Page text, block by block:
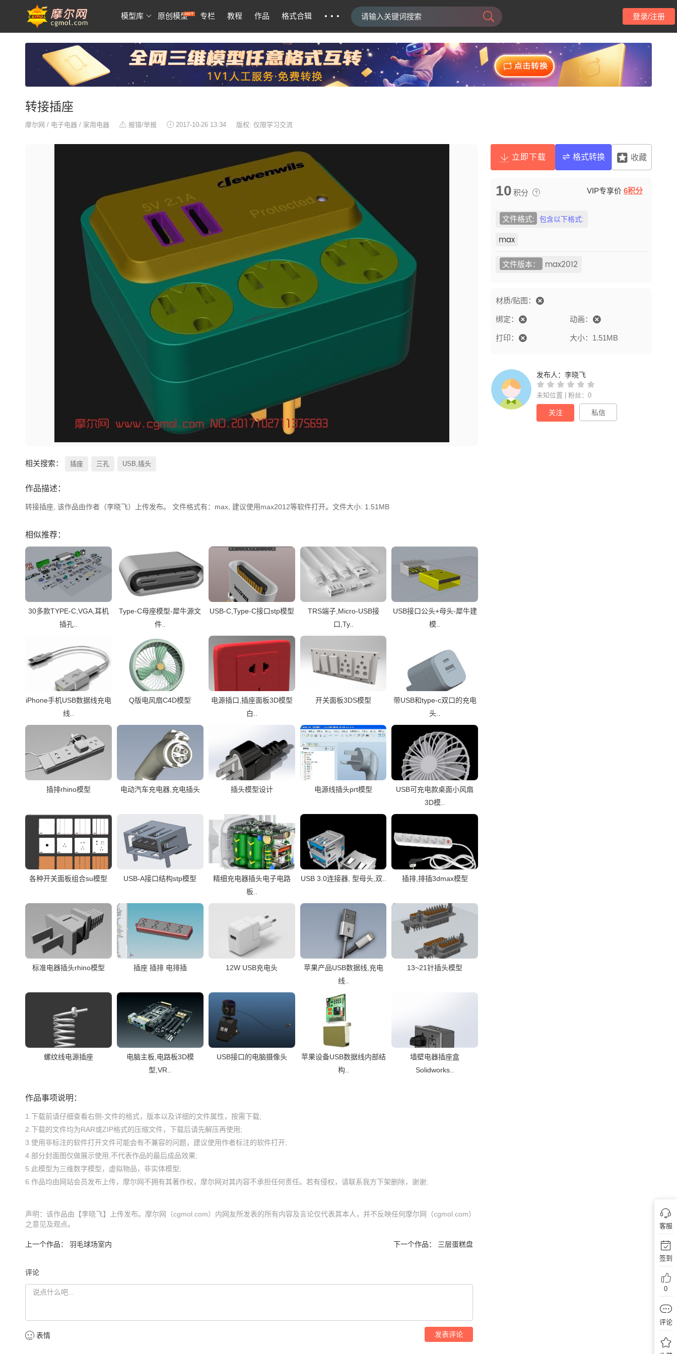
模型库 原创模型 专栏 教程 作品 格式合辑 ··· 登录/注册
转接插座
摩尔网 / 电子电器 / 家用电器 报错/举报 2017-10-26 13:34 版权: 仅限学习交流
相关搜索： 插座 三孔 USB,插头
作品描述：
转接插座, 该作品由作者（李晓飞）上传发布。 文件格式有：max, 建议使用max2012等软件打开。文件大小: 1.51MB
相似推荐：
30多款TYPE-C,VGA,耳机
插孔..
Type-C母座模型-犀牛源文
件..
USB-C,Type-C接口stp模型
TRS端子,Micro-USB接
口,Ty..
USB接口公头+母头-犀牛建
模..
iPhone手机USB数据线充电
线..
Q版电风扇C4D模型
电源插口,插座面板3D模型
白..
开关面板3DS模型
带USB和type-c双口的充电
头..
插排rhino模型 电动汽车充电器,充电插头 插头模型设计 电源线插头prt模型
USB可充电款桌面小风扇
3D模..
各种开关面板组合su模型 USB-A接口结构stp模型
精细充电器插头电子电路
板..
USB 3.0连接器, 型母头,双.. 插排,排插3dmax模型
标准电器插头rhino模型 插座 插排 电排插 12W USB充电头
苹果产品USB数据线,充电
线..
13~21针插头模型
螺纹线电源插座
电脑主板,电路板3D模
型,VR..
USB接口的电脑摄像头
苹果设备USB数据线内部结
构..
墙壁电器插座盒
Solidworks..
作品事项说明：
1.下载前请仔细查看右侧-文件的格式，版本以及详细的文件属性，按需下载;
2.下载的文件均为RAR或ZIP格式的压缩文件，下载后请先解压再使用;
3.使用非标注的软件打开文件可能会有不兼容的问题，建议使用作者标注的软件打开;
4.部分封面图仅做展示使用,不代表作品的最后成品效果;
5.此模型为三维数字模型，虚拟物品，非实体模型;
声明：该作品由【李晓飞】上传发布。摩尔网（cgmol.com）内网友所发表的所有内容及言论仅代表其本人，并不反映任何摩尔网（cgmol.com）
之意见及观点。
上一个作品： 羽毛球场室内 下一个作品： 三层蛋糕盘
评论
发表评论
表情
立即下载 格式转换 收藏
10 积分 VIP专享价 6积分
文件格式: 包含以下格式:
max
文件版本： max2012
材质/贴图：
绑定： 动画：
打印： 大小：1.51MB
发布人：李晓飞
未知位置 | 粉丝：0
关注 私信
客服
签到
0
评论